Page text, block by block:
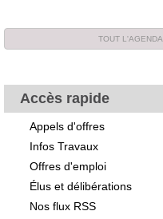
TOUT L'AGENDA
Accès rapide
Appels d'offres
Infos Travaux
Offres d'emploi
Élus et délibérations
Nos flux RSS